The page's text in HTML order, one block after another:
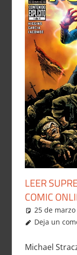
LEER
COMIC
25 de
Deja un
Michael